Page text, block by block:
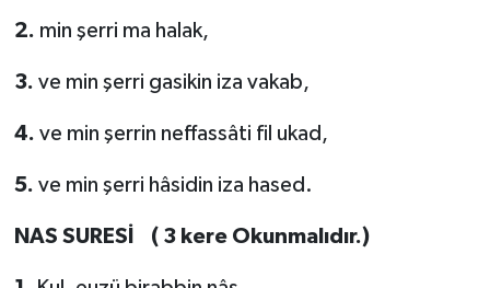
2. min şerri ma halak,
3. ve min şerri gasikin iza vakab,
4. ve min şerrin neffassâti fil ukad,
5. ve min şerri hâsidin iza hased.
NAS SURESİ ( 3 kere Okunmalıdır.)